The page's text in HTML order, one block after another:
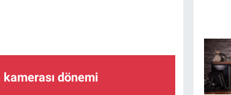
kamerası dönemi